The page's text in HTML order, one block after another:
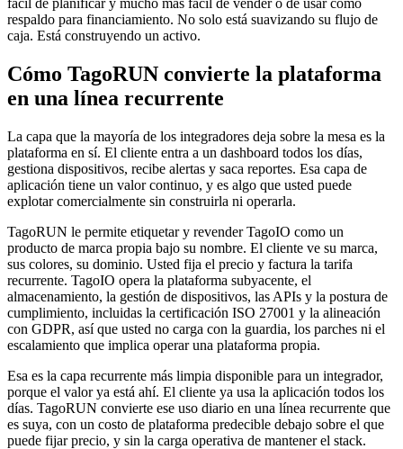
fácil de planificar y mucho más fácil de vender o de usar como
respaldo para financiamiento. No solo está suavizando su flujo de
caja. Está construyendo un activo.
Cómo TagoRUN convierte la plataforma
en una línea recurrente
La capa que la mayoría de los integradores deja sobre la mesa es la
plataforma en sí. El cliente entra a un dashboard todos los días,
gestiona dispositivos, recibe alertas y saca reportes. Esa capa de
aplicación tiene un valor continuo, y es algo que usted puede
explotar comercialmente sin construirla ni operarla.
TagoRUN le permite etiquetar y revender TagoIO como un
producto de marca propia bajo su nombre. El cliente ve su marca,
sus colores, su dominio. Usted fija el precio y factura la tarifa
recurrente. TagoIO opera la plataforma subyacente, el
almacenamiento, la gestión de dispositivos, las APIs y la postura de
cumplimiento, incluidas la certificación ISO 27001 y la alineación
con GDPR, así que usted no carga con la guardia, los parches ni el
escalamiento que implica operar una plataforma propia.
Esa es la capa recurrente más limpia disponible para un integrador,
porque el valor ya está ahí. El cliente ya usa la aplicación todos los
días. TagoRUN convierte ese uso diario en una línea recurrente que
es suya, con un costo de plataforma predecible debajo sobre el que
puede fijar precio, y sin la carga operativa de mantener el stack.